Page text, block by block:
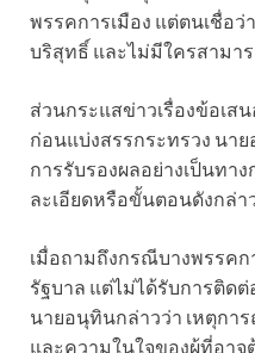
พรรคการเมือง แต่ตนเชื่อว่
บริสุทธิ์ และไม่มีใครสามา
ส่วนกระแสข่าวเรื่องข้อเส
ก่อนแบ่งสรรกระทรวง นา
การรับรองผลอย่างเป็นทา
ละเอียดหรือขั้นตอนดังกล่า
เมื่อถามถึงกรณีบางพรรคก
รัฐบาล แต่ไม่ได้รับการติด
นายอนุทินกล่าวว่า เหตุกา
และความในใจของผู้ที่อา